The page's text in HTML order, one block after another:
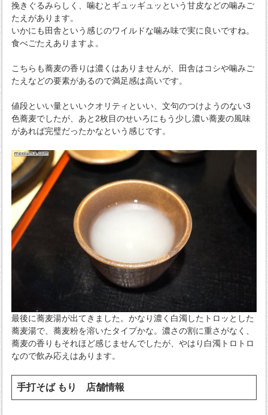
挽きぐるみらしく、噛むとギュッギュッという甘皮などの噛みご
たえがあります。
いかにも田舎という感じのワイルドな噛み味で実に良いですね。
食べごたえありますよ。
こちらも蕎麦の香りは濃くはありませんが、田舎はコシや噛みご
たえなどの要素があるので満足感は高いです。
値段といい量といいクオリティといい、文句のつけようのない3
色蕎麦でしたが、あと2枚目のせいろにもう少し濃い蕎麦の風味
があれば完璧だったかなという感じです。
最後に蕎麦湯が出てきました。かなり濃く白濁したトロッとした
蕎麦湯で、蕎麦粉を溶いたタイプかな。濃さの割に重さがなく、
蕎麦の香りもそれほど感じませんでしたが、やはり白濁トロトロ
なので飲み応えはあります。
手打そば もり 店舗情報